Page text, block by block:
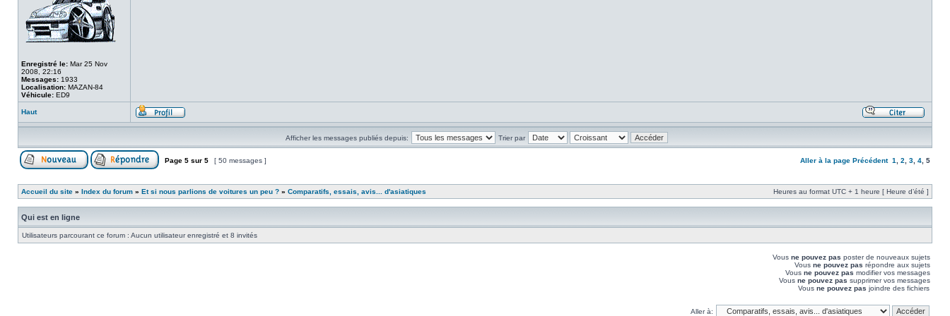
Enregistré le: Mar 25 Nov
2008, 22:16
Messages: 1933
Localisation: MAZAN-84
Véhicule: ED9
Haut
Afficher les messages publiés depuis: Trier par
Page 5 sur 5 [ 50 messages ] Aller à la page Précédent 1 2 3 4 5
Accueil du site » Index du forum » Et si nous parlions de voitures un peu ? » Comparatifs, essais, avis... d'asiatiques Heures au format UTC + 1 heure [ Heure d’été ]
Qui est en ligne
Utilisateurs parcourant ce forum : Aucun utilisateur enregistré et 8 invités
Vous ne pouvez pas poster de nouveaux sujets
Vous ne pouvez pas répondre aux sujets
Vous ne pouvez pas modifier vos messages
Vous ne pouvez pas supprimer vos messages
Vous ne pouvez pas joindre des fichiers
Aller à: